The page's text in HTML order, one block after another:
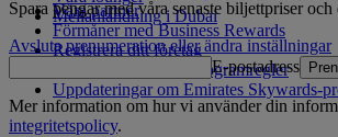
Mellanlandning i Dubai
Våra partner
Förmåner med Business Rewards
Registrera ditt företag
Emirates Skywards programregler
Uppdateringar om Emirates Skywards-
Spara pengar med våra senaste biljettpriser och
Avsluta prenumeration eller ändra inställningar
E-postadress
Mer information om hur vi använder din
integritetspolicy.